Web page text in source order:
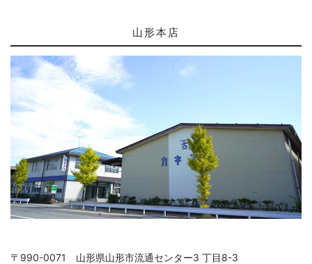
山形本店
〒990-0071 山形県山形市流通センター3 丁目8-3